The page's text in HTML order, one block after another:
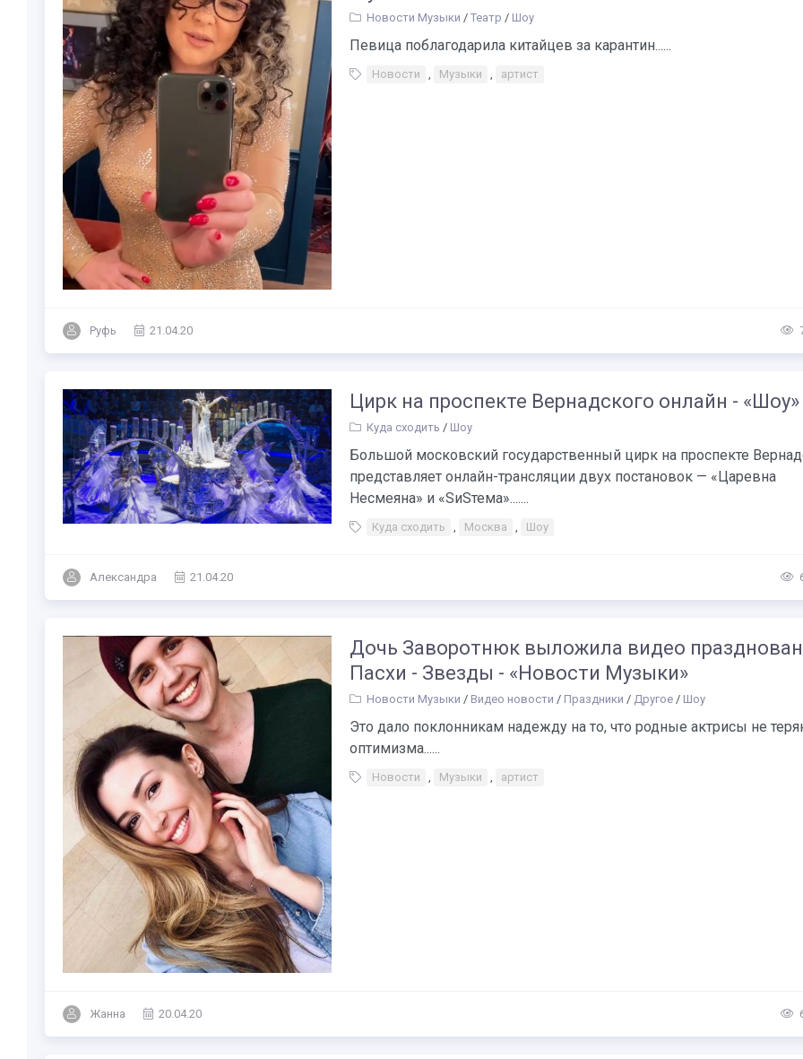
Новости Музыки / Театр / Шоу
Певица поблагодарила китайцев за карантин......
Новости Музыки артист
Руфь 21.04.20
Цирк на проспекте Вернадского онлайн - «Шоу»
Куда сходить / Шоу
Большой московский государственный цирк на проспекте
представляет онлайн-трансляции двух постановок — «Царевна
Несмеяна» и «SиSтема».......
Куда сходить Москва Шоу
Александра 21.04.20
Дочь Заворотнюк выложила видео
Пасхи - Звезды - «Новости Музыки»
Новости Музыки / Видео новости / Праздники / Другое / Шоу
Это дало поклонникам надежду на то, что родные актрисы не
оптимизма......
Новости Музыки артист
Жанна 20.04.20